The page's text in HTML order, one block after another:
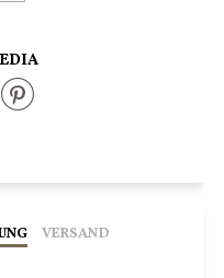
Share
Twitter
Share
Pinterest
VERSAND